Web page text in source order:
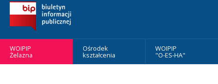
WOIPIP
Żelazna
Ośrodek
kształcenia
WOIPIP
"O-ES-HA"